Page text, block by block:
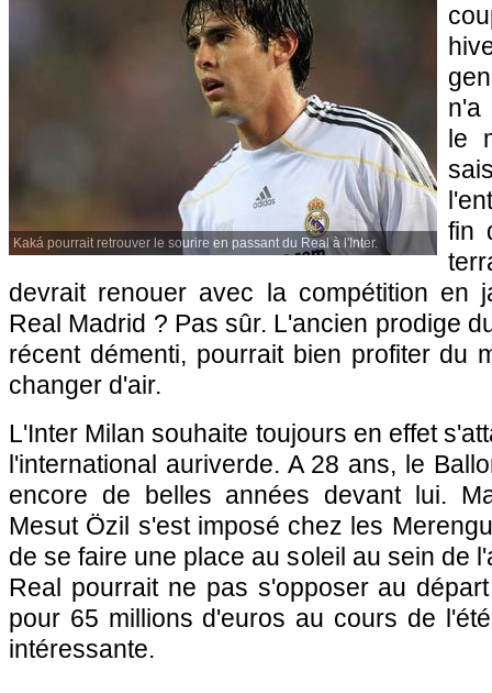
Kaká pourrait retrouver le sourire en passant du Real à l'Inter.
n'a
le
fin
devrait renouer avec la compétition en
Real Madrid ? Pas sûr. L'ancien prodige
récent démenti, pourrait bien profiter du
changer d'air.
L'Inter Milan souhaite toujours en effet
l'international auriverde. A 28 ans, le
encore de belles années devant lui.
Mesut Özil s'est imposé chez les
de se faire une place au soleil au sein de
Real pourrait ne pas s'opposer au
pour 65 millions d'euros au cours de
intéressante.